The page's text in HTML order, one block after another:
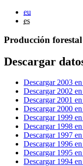
eu
es
Producción
Descargar
Descargar 2003
Descargar 2002
Descargar 2001
Descargar 2000
Descargar 1999
Descargar 1998
Descargar 1997
Descargar 1996
Descargar 1995
Descargar 1994